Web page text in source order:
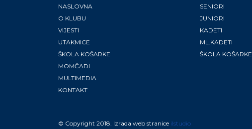
NASLOVNA
O KLUBU
VIJESTI
UTAKMICE
ŠKOLA KOŠARKE
MOMČADI
MULTIMEDIA
KONTAKT
SENIORI
JUNIORI
KADETI
ML.KADETI
ŠKOLA KOŠARKE
© Copyright 2018. Izrada web stranice ilstudio